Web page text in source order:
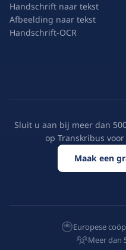
Handschrift naar tekst
Afbeelding naar tekst
Handschrift-OCR
Sluit u aan bij meer dan
op Transkribus
Maak een
Europese
Meer dan